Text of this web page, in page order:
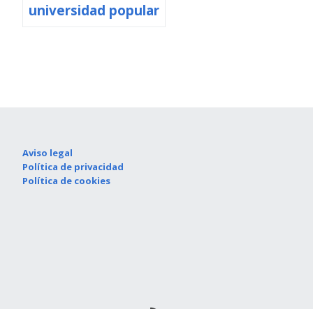
universidad popular
Aviso legal
Política de privacidad
Política de cookies